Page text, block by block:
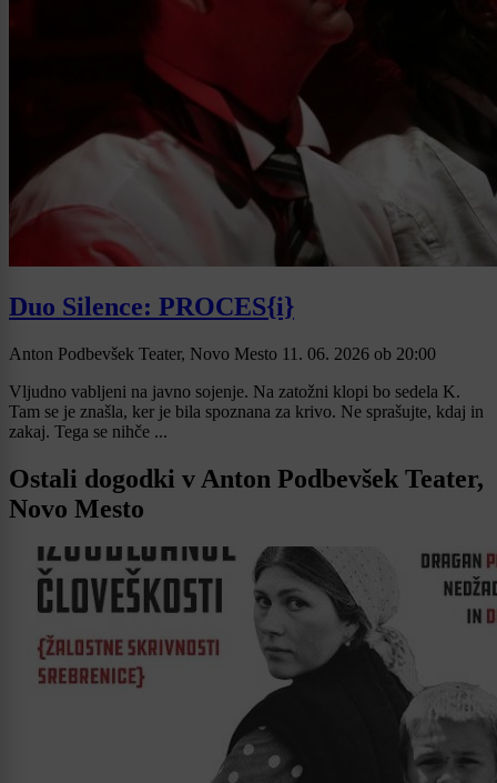
Duo Silence: PROCES{i}
Anton Podbevšek Teater, Novo Mesto 11. 06. 2026 ob 20:00
Vljudno vabljeni na javno sojenje. Na zatožni klopi bo sedela K.
Tam se je znašla, ker je bila spoznana za krivo. Ne sprašujte, kdaj in
zakaj. Tega se nihče ...
Ostali dogodki v Anton Podbevšek Teater,
Novo Mesto